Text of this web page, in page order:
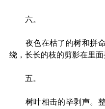
六。
夜色在枯了的树和拼命
绕，长长的枝的剪影在里面
五。
树叶相击的毕剥声。整